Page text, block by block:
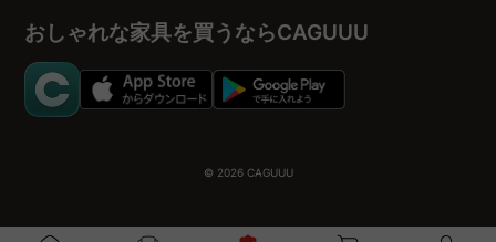
おしゃれな家具を買うならCAGUUU
© 2026 CAGUUU